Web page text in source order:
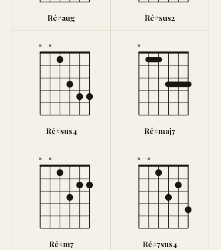
Ré#aug Ré#sus2
× ×
Ré#sus4
×
Ré#maj7
× ×
Ré#m7
× ×
Ré#7sus4